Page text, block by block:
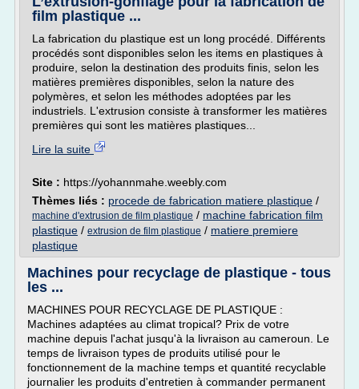
film plastique ...
La fabrication du plastique est un long procédé. Différents
procédés sont disponibles selon les items en plastiques à
produire, selon la destination des produits finis, selon les
matières premières disponibles, selon la nature des
polymères, et selon les méthodes adoptées par les
industriels. L'extrusion consiste à transformer les matières
premières qui sont les matières plastiques...
Lire la suite
Site : https://yohannmahe.weebly.com
Thèmes liés : procede de fabrication matiere plastique /
machine d'extrusion de film plastique / machine fabrication film
plastique / extrusion de film plastique / matiere premiere
plastique
Machines pour recyclage de plastique - tous
les ...
MACHINES POUR RECYCLAGE DE PLASTIQUE :
Machines adaptées au climat tropical? Prix de votre
machine depuis l'achat jusqu'à la livraison au cameroun. Le
temps de livraison types de produits utilisé pour le
fonctionnement de la machine temps et quantité recyclable
journalier les produits d'entretien à commander permanent